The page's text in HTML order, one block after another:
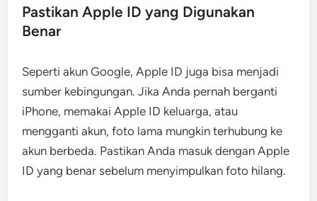
Pastikan Apple ID yang Digunakan
Benar
Seperti akun Google, Apple ID juga bisa menjadi
sumber kebingungan. Jika Anda pernah berganti
iPhone, memakai Apple ID keluarga, atau
mengganti akun, foto lama mungkin terhubung ke
akun berbeda. Pastikan Anda masuk dengan Apple
ID yang benar sebelum menyimpulkan foto hilang.